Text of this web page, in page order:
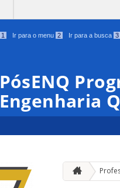
1 Ir para o menu 2 Ir para a busca 3
PósENQ
Engenharia